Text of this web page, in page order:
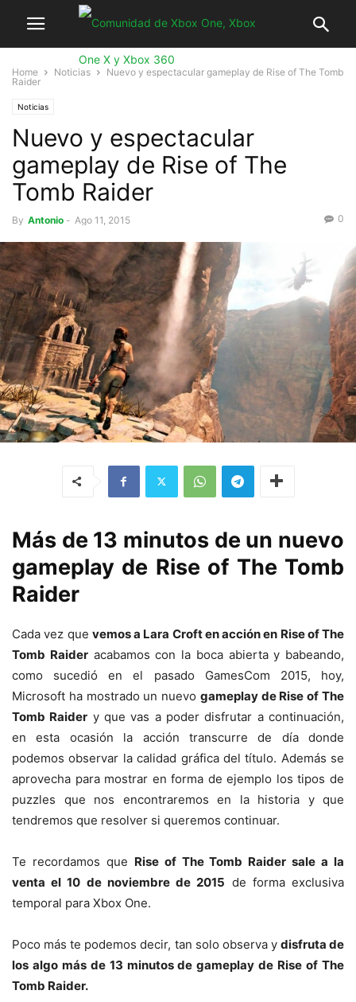
Home Noticias
Nuevo y espectacular gameplay de Rise of The Tomb
Raider
Noticias
Nuevo y espectacular
gameplay de Rise of The
Tomb Raider
By Antonio - Ago 11, 2015 0
Más de 13 minutos de un nuevo
gameplay de Rise of The Tomb
Raider
Cada vez que vemos a Lara Croft en acción en Rise of The
Tomb Raideracabamos con la boca abierta y babeando,
como sucedió en el pasado GamesCom 2015, hoy,
Microsoft ha mostrado un nuevo gameplay de Rise of The
Tomb Raider y que vas a poder disfrutar a continuación,
en esta ocasión la acción transcurre de día donde
podemos observar la calidad gráfica del título. Además se
aprovecha para mostrar en forma de ejemplo los tipos de
puzzles que nos encontraremos en la historia y que
tendremos que resolver si queremos continuar.
Te recordamos que Rise of The Tomb Raider sale a la
venta el 10 de noviembre de 2015 de forma exclusiva
temporal para Xbox One.
Poco más te podemos decir, tan solo observa y disfruta de
los algo más de 13 minutos de gameplay de Rise of The
Tomb Raider.